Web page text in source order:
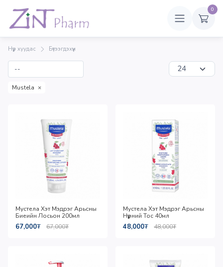
0
Нүүр хуудас Бүтээгдэхүүн
Mustela ×
Мустела Хэт Мэдрэг Арьсны
Биеийн Лосьон 200мл
67,000₮ 67,000₮
Мустела Хэт Мэдрэг Арьсны
Нүүрний Тос 40мл
48,000₮ 48,000₮